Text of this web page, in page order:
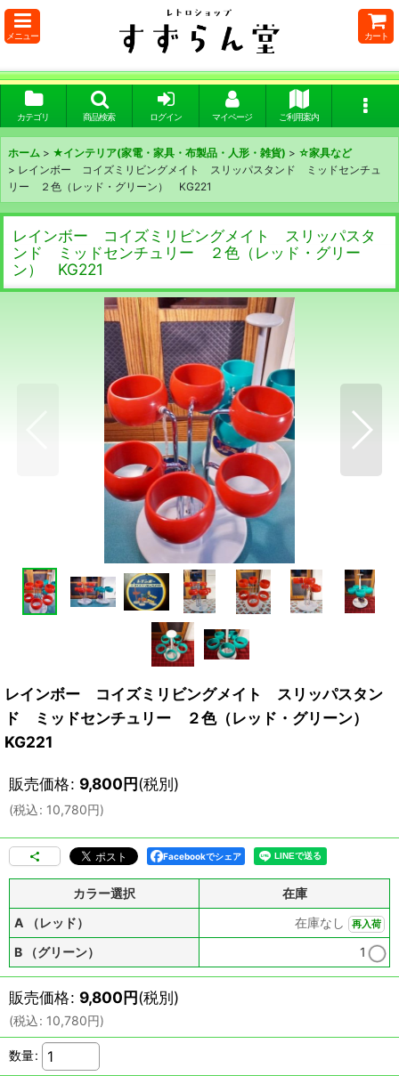
メニュー カート
カテゴリ 商品検索 ログイン マイページ ご利用案内
ホーム > ★インテリア(家電・家具・布製品・人形・雑貨) > ☆家具など
> レインボー コイズミリビングメイト スリッパスタンド ミッドセンチュ
リー ２色（レッド・グリーン） KG221
レインボー コイズミリビングメイト スリッパスタ
ンド ミッドセンチュリー ２色（レッド・グリー
ン） KG221
レインボー コイズミリビングメイト スリッパスタン
ド ミッドセンチュリー ２色（レッド・グリーン）
KG221
販売価格: 9,800円(税別)
(税込: 10,780円)
Facebookでシェア
カラー選択
在庫
A （レッド）
在庫なし 再入荷
B （グリーン） 1
販売価格: 9,800円(税別)
(税込: 10,780円)
数量: